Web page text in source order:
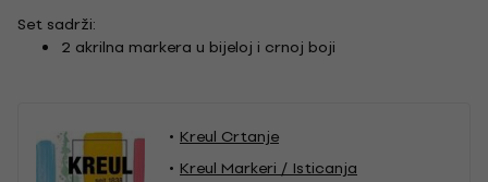
Set sadrži:
2 akrilna markera u bijeloj i crnoj boji
Kreul Crtanje
Kreul Markeri / Isticanja